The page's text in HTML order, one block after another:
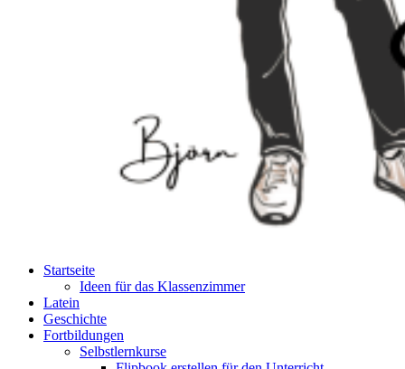
Startseite
Ideen für das Klassenzimmer
Latein
Geschichte
Fortbildungen
Selbstlernkurse